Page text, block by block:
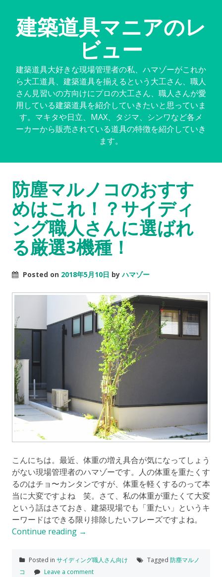
建築道具マニアのレ
ビュー
建築道具大好きな現場管理者の私、ハマゾーがこれか
ら大工道具、建築道具を揃えるという大工さん、職人
さん見習いの方向けにプロの大工さん、職人さんが愛
用している建築道具を紹介していきたいと思っていま
す。マキタや日立、MAX、タジマ、シンワなど各メ
ーカーから販売されている道具の特徴を紹介していき
ます。
防塵マルノコのおすす
めはこれ！？サイディ
ング職人さんに選ばれ
る厳選3機種！
Posted on 2018年5月10日 byハマゾー
こんにちは。最近、体重の増え具合が気になってしょう
がない現場管理者のハマゾーです。人の体重を重たくす
るのはチョ〜カンタンですが、体重を軽くするのって本
当に大変ですよね 笑。さて、私の体重が重たくて大変
という話はさておき、建築現場でも「重たい」というキ
ーワードはできる限り排除したいフレーズですよね。
Continue reading →
Posted in サイディング職人さん向け Tagged 防塵マルノ
コ
Leave a comment